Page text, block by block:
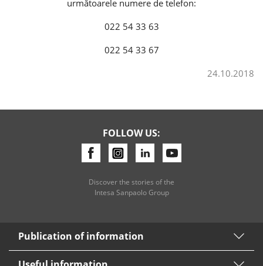
Mortgage loans
următoarele numere de telefon:
022 54 33 63
022 54 33 67
24.10.2018
FOLLOW US:
Discover the stories of the
Intesa Sanpaolo Group
Publication of information